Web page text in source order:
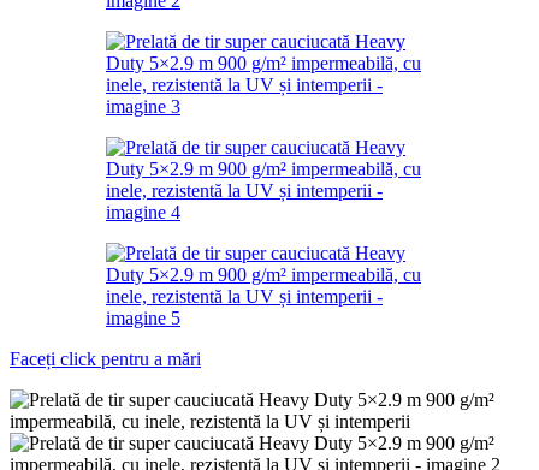
Faceți click pentru a mări